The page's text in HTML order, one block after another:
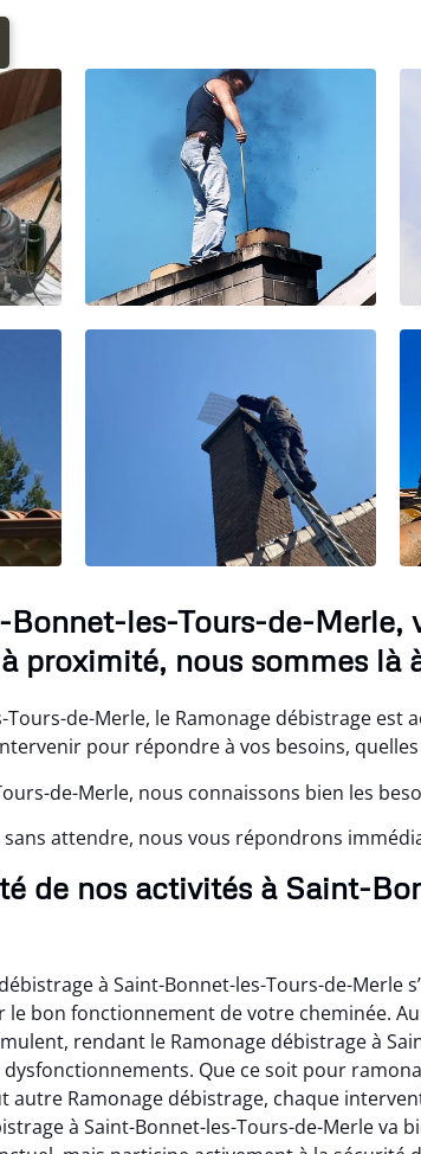
les-Tours-de-Merle,
proximité, nous sommes là
de-Merle, le Ramonage débistrage est
pour répondre à vos besoins,
de-Merle, nous connaissons bien les
sans attendre, nous vous répondrons
de nos activités à Saint-
à Saint-Bonnet-les-Tours-de-Merle
le bon fonctionnement de votre cheminée.
rendant le Ramonage débistrage à
Que ce soit pour
autre Ramonage débistrage, chaque
à Saint-Bonnet-les-Tours-de-Merle va